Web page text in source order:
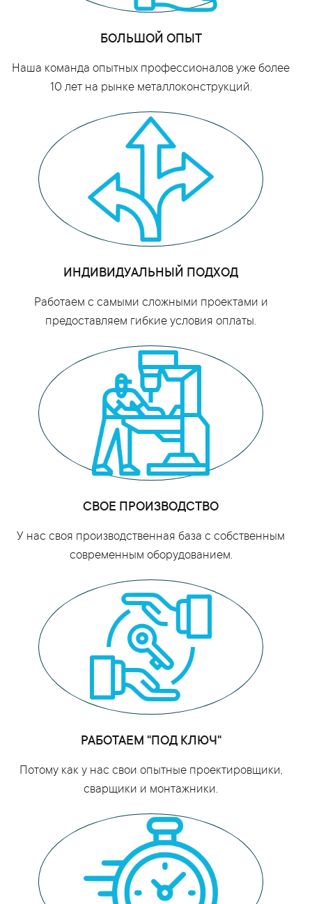
БОЛЬШОЙ ОПЫТ
Наша команда опытных профессионалов уже более
10 лет на рынке металлоконструкций.
ИНДИВИДУАЛЬНЫЙ ПОДХОД
Работаем с самыми сложными проектами и
предоставляем гибкие условия оплаты.
СВОЕ ПРОИЗВОДСТВО
У нас своя производственная база с собственным
современным оборудованием.
РАБОТАЕМ "ПОД КЛЮЧ"
Потому как у нас свои опытные проектировщики,
сварщики и монтажники.